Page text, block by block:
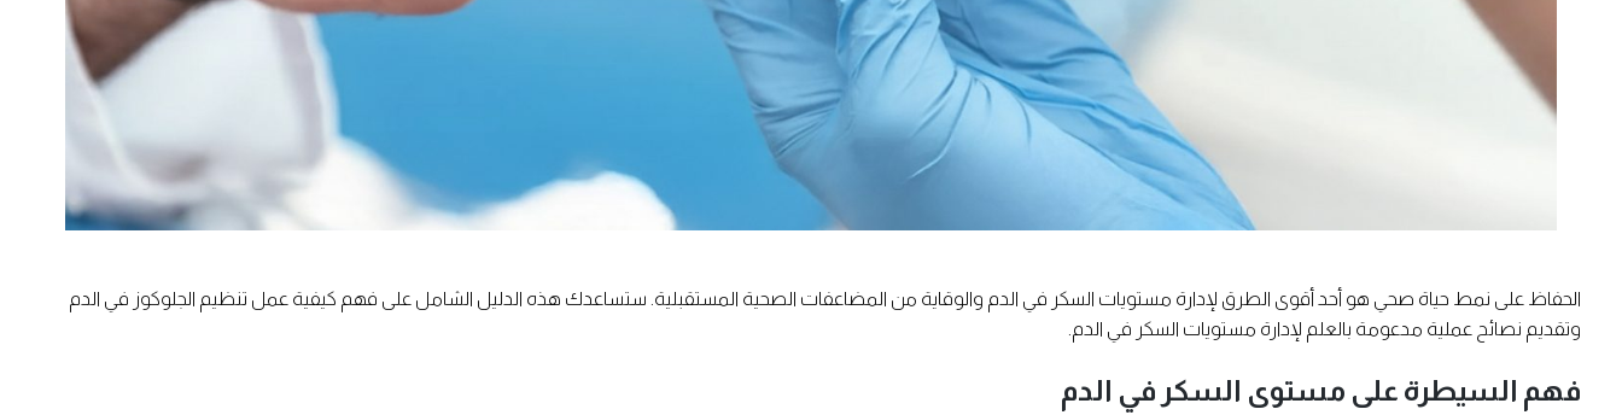
الحفاظ على نمط حياة صحي هو أحد أقوى الطرق لإدارة مستويات السكر في الدم والوقاية من المضاعفات الصحية المستقبلية. ستساعدك هذه الدليل الشامل على فهم كيفية عمل تنظيم الجلوكوز في الدم
وتقديم نصائح عملية مدعومة بالعلم لإدارة مستويات السكر في الدم.
فهم السيطرة على مستوى السكر في الدم